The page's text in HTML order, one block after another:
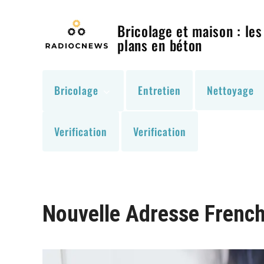
Bricolage et maison :
plans en béton
Bricolage Entretien Nettoyage
Verification Verification
Nouvelle Adresse